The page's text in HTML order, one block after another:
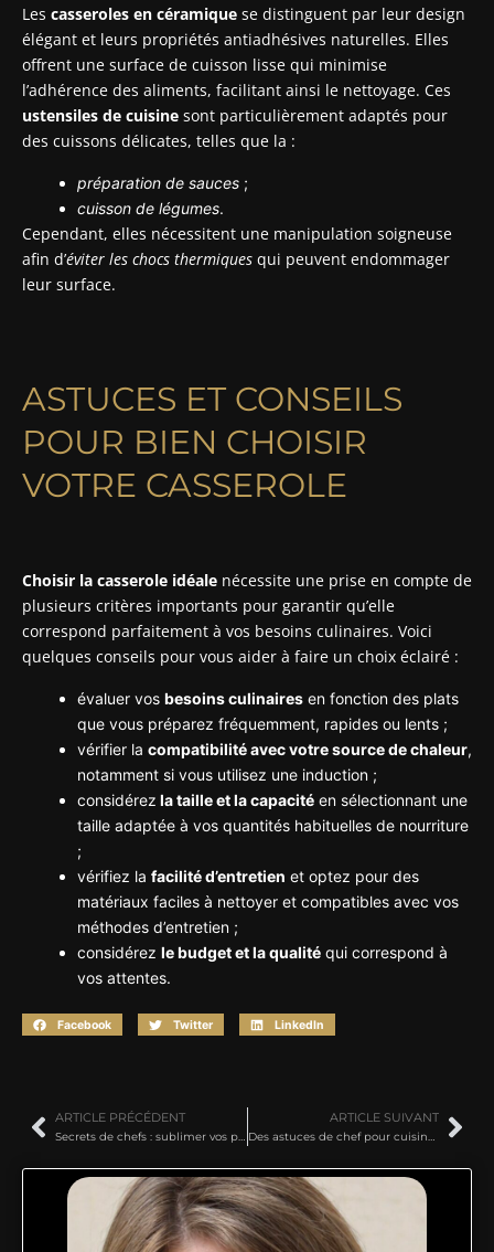
Les casseroles en céramique se distinguent par leur design
élégant et leurs propriétés antiadhésives naturelles. Elles
offrent une surface de cuisson lisse qui minimise
l’adhérence des aliments, facilitant ainsi le nettoyage. Ces
ustensiles de cuisine sont particulièrement adaptés pour
des cuissons délicates, telles que la :
préparation de sauces ;
cuisson de légumes.
Cependant, elles nécessitent une manipulation soigneuse
afin d’éviter les chocs thermiques qui peuvent endommager
leur surface.
ASTUCES ET CONSEILS
POUR BIEN CHOISIR
VOTRE CASSEROLE
Choisir la casserole idéale nécessite une prise en compte de
plusieurs critères importants pour garantir qu’elle
correspond parfaitement à vos besoins culinaires. Voici
quelques conseils pour vous aider à faire un choix éclairé :
évaluer vos besoins culinaires en fonction des plats
que vous préparez fréquemment, rapides ou lents ;
vérifier la compatibilité avec votre source de chaleur,
notamment si vous utilisez une induction ;
considérez la taille et la capacité en sélectionnant une
taille adaptée à vos quantités habituelles de nourriture
;
vérifiez la facilité d’entretien et optez pour des
matériaux faciles à nettoyer et compatibles avec vos
méthodes d’entretien ;
considérez le budget et la qualité qui correspond à
vos attentes.
Facebook Twitter LinkedIn
ARTICLE PRÉCÉDENT
Secrets de chefs : sublimer vos plats avec des astuces gourmandes inattendues
ARTICLE SUIVANT
Des astuces de chef pour cuisiner comme un pro sans se compliquer la vie